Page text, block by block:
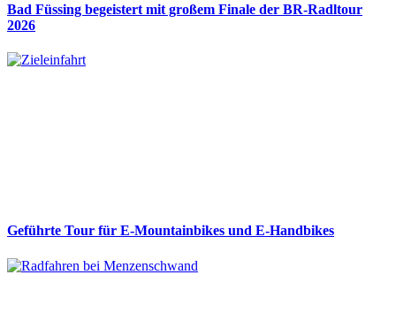
Bad Füssing begeistert mit großem Finale der BR-Radltour
2026
Geführte Tour für E-Mountainbikes und E-Handbikes